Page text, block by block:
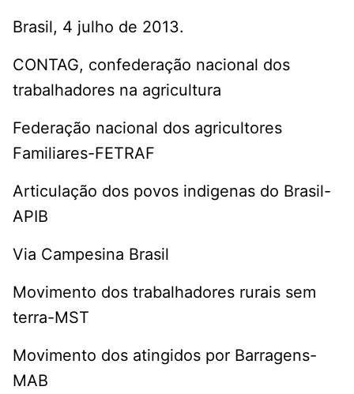
Brasil, 4 julho de 2013.
CONTAG, confederação nacional dos
trabalhadores na agricultura
Federação nacional dos agricultores
Familiares-FETRAF
Articulação dos povos indigenas do Brasil-
APIB
Via Campesina Brasil
Movimento dos trabalhadores rurais sem
terra-MST
Movimento dos atingidos por Barragens-
MAB